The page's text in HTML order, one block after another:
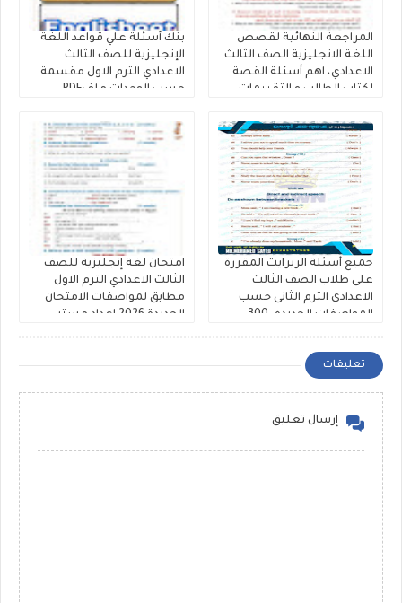
المراجعة النهائية لقصص
اللغة الانجليزية الصف الثالث
الاعدادي، اهم أسئلة القصة
لكتاب الطالب و التقييمات
كتاب فايف ستارز
بنك أسئلة علي قواعد اللغة
الإنجليزية للصف الثالث
الاعدادي الترم الاول مقسمة
حسب الوحدات ملفPDF
جميع أسئلة الريرايت المقررة
على طلاب الصف الثالث
الاعدادى الترم الثانى حسب
المواصفات الجديده، 300
الاعدادية ملفات مجمعة
امتحان لغة إنجليزية للصف
الثالث الاعدادي الترم الاول
مطابق لمواصفات الامتحان
الجديدة 2026 إعداد مستر
تعليقات
إرسال تعليق